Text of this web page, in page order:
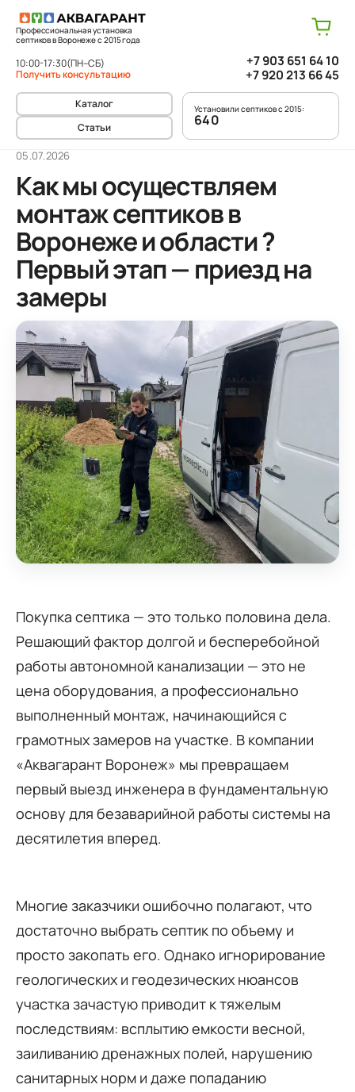
Профессиональная установка
септиков в Воронеже с 2015 года
Каталог
Статьи
Установили септиков с 2015:
640
10:00-17:30(ПН–СБ)
Получить консультацию
+7 903 651 64 10
+7 920 213 66 45
05.07.2026
Как мы осуществляем
монтаж септиков в
Воронеже и области ?
Первый этап — приезд на
замеры
Покупка септика — это только половина дела.
Решающий фактор долгой и бесперебойной
работы автономной канализации — это не
цена оборудования, а профессионально
выполненный монтаж, начинающийся с
грамотных замеров на участке. В компании
«Аквагарант Воронеж» мы превращаем
первый выезд инженера в фундаментальную
основу для безаварийной работы системы на
десятилетия вперед.
Многие заказчики ошибочно полагают, что
достаточно выбрать септик по объему и
просто закопать его. Однако игнорирование
геологических и геодезических нюансов
участка зачастую приводит к тяжелым
последствиям: всплытию емкости весной,
заиливанию дренажных полей, нарушению
санитарных норм и даже попаданию